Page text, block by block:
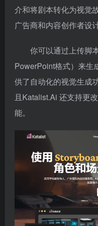
介和将剧本转化为视觉
广告商和内容创作者设计
你可以通过上传脚
PowerPoint格式）来生
供了自动化的视觉生成
且Katalist.Ai 还支持更
能。